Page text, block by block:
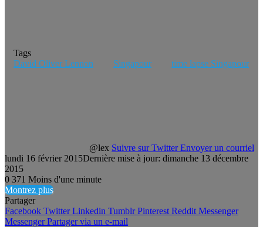
Tags
David Oliver Lennon
Singapour time lapse Singapour
@lex Suivre sur Twitter Envoyer un courriel
lundi 16 février 2015Dernière mise à jour: dimanche 13 décembre
2015
0 371 Moins d'une minute
Montrez plus
Partager
Facebook Twitter Linkedin Tumblr Pinterest Reddit Messenger
Messenger Partager via un e-mail